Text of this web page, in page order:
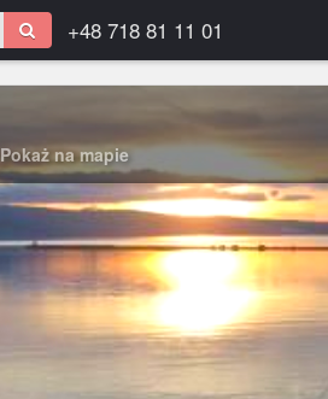
+48 718 81 11 01
Pokaż na mapie